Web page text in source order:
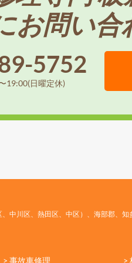
お問い合
5752
19:00(日曜定休)
中川区、熱田区、中区）、海部郡、
> 事故車修理 >